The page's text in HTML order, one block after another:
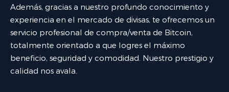
Además, gracias a nuestro profundo conocimiento y
experiencia en el mercado de divisas, te ofrecemos un
servicio profesional de compra/venta de Bitcoin,
totalmente orientado a que logres el máximo
beneficio, seguridad y comodidad. Nuestro prestigio y
calidad nos avala.